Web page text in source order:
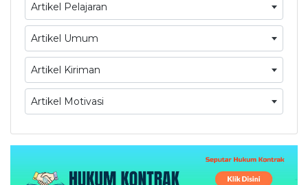
Artikel Pelajaran
Artikel Umum
Artikel Kiriman
Artikel Motivasi